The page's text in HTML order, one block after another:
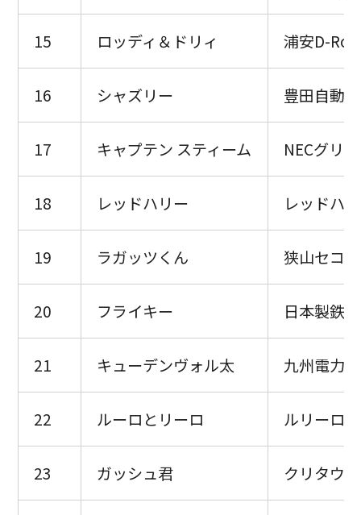
15 ロッディ＆ドリィ 浦安D-
16 シャズリー 豊田自動
17 キャプテン スティーム NECグリ
18 レッドハリー レッドハ
19 ラガッツくん 狭山セコ
20 フライキー 日本製鉄
21 キューデンヴォル太 九州電力
22 ルーロとリーロ ルリーロ
23 ガッシュ君 クリタウ